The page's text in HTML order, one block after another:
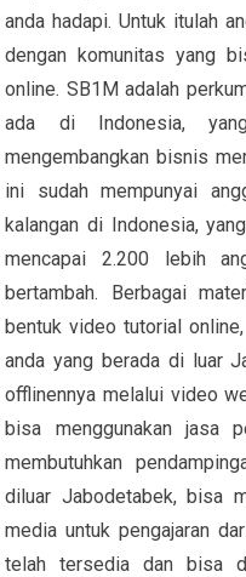
anda hadapi. Untuk itulah
dengan komunitas yang
online. SB1M adalah
ada di Indonesia,
mengembangkan bisnis
ini sudah mempunyai
kalangan di Indonesia,
mencapai 2.200 lebih
bertambah. Berbagai
bentuk video tutorial
anda yang berada di luar
offlinennya melalui video
bisa menggunakan jasa
membutuhkan
diluar Jabodetabek, bisa
media untuk pengajaran
telah tersedia dan bisa